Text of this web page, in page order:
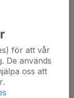
för att vår
De används
oss att